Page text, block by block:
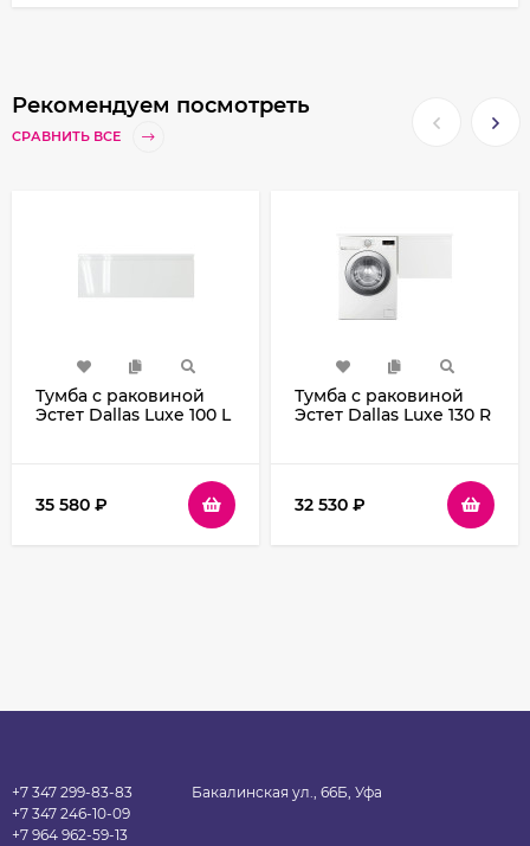
Рекомендуем посмотреть
СРАВНИТЬ ВСЕ
Тумба с раковиной
Эстет Dallas Luxe 100 L
35 580 ₽
Тумба с раковиной
Эстет Dallas Luxe 130 R
32 530 ₽
+7 347 299-83-83
+7 347 246-10-09
+7 964 962-59-13
Бакалинская ул., 66Б, Уфа